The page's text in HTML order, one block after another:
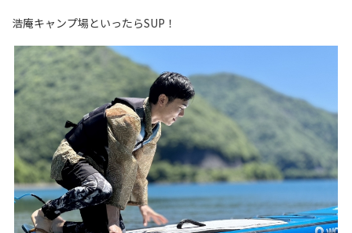
浩庵キャンプ場といったらSUP！